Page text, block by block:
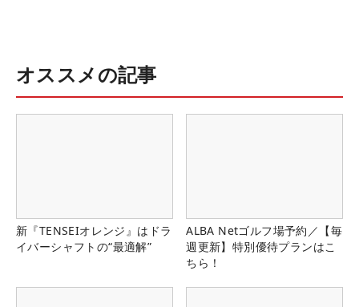
オススメの記事
新『TENSEIオレンジ』はドラ
イバーシャフトの“最適解”
ALBA Netゴルフ場予約／【毎
週更新】特別優待プランはこ
ちら！